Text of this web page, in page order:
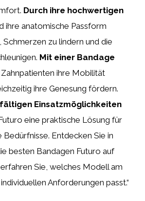
Durch ihre hochwertigen
ihre anatomische Passform
Schmerzen zu lindern und die
Mit einer Bandage
ihre Mobilität
ihre Genesung fördern.
Einsatzmöglichkeiten
eine praktische Lösung für
Bedürfnisse. Entdecken Sie in
besten Bandagen Futuro auf
Sie, welches Modell am
Anforderungen passt.“